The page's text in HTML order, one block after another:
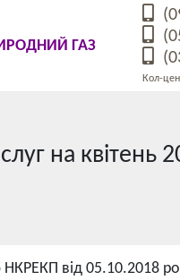
ГАЗ
Кол-
на квітень
від 05.10.2018